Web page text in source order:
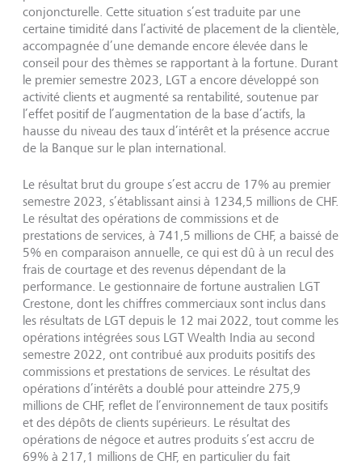
conjoncturelle. Cette situation s’est traduite par une
certaine timidité dans l’activité de placement de la clientèle,
accompagnée d’une demande encore élevée dans le
conseil pour des thèmes se rapportant à la fortune. Durant
le premier semestre 2023, LGT a encore développé son
activité clients et augmenté sa rentabilité, soutenue par
l’effet positif de l’augmentation de la base d’actifs, la
hausse du niveau des taux d’intérêt et la présence accrue
de la Banque sur le plan international.
Le résultat brut du groupe s’est accru de 17% au premier
semestre 2023, s’établissant ainsi à 1234,5 millions de CHF.
Le résultat des opérations de commissions et de
prestations de services, à 741,5 millions de CHF, a baissé de
5% en comparaison annuelle, ce qui est dû à un recul des
frais de courtage et des revenus dépendant de la
performance. Le gestionnaire de fortune australien LGT
Crestone, dont les chiffres commerciaux sont inclus dans
les résultats de LGT depuis le 12 mai 2022, tout comme les
opérations intégrées sous LGT Wealth India au second
semestre 2022, ont contribué aux produits positifs des
commissions et prestations de services. Le résultat des
opérations d’intérêts a doublé pour atteindre 275,9
millions de CHF, reflet de l’environnement de taux positifs
et des dépôts de clients supérieurs. Le résultat des
opérations de négoce et autres produits s’est accru de
69% à 217,1 millions de CHF, en particulier du fait